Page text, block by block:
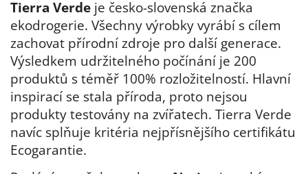
Tierra Verde je česko-slovenská značka
ekodrogerie. Všechny výrobky vyrábí s cílem
zachovat přírodní zdroje pro další generace.
Výsledkem udržitelného počínání je 200
produktů s téměř 100% rozložitelností. Hlavní
inspirací se stala příroda, proto nejsou
produkty testovány na zvířatech. Tierra Verde
navíc splňuje kritéria nejpřísnějšího certifikátu
Ecogarantie.